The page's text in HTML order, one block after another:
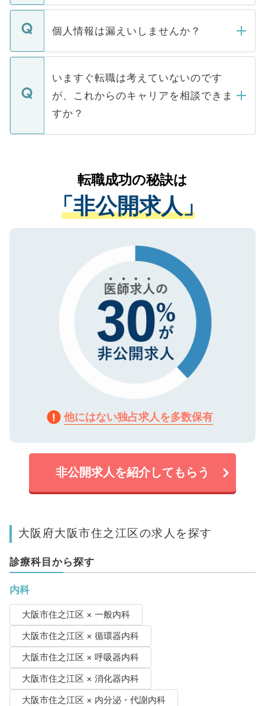
ません。
■応募殺到を避けるため 人気のある医療機
関を公にしてしまうと、応募が殺到する場
に、医療機関が求める条件に合った人材の
みを人材紹介会社に依頼するケースが増え
ています。
転職・入職を強要することは一切ありませ
ん。また、仮に応募先から内定をいただい
定を承諾する必要はありません。内定先へ
の辞退の連絡はキャリアパートナーが行い
個人情報は漏えいしませんか？
個人情報が漏えいすることはありませんの
で、ご安心ください。当サイトからの登録
などで収集したご登録者様の個人情報は、
ご本人のキャリアアップおよび転職活動の
支援を目的に使用いたします。お預かりし
ているすべての個人データはご本人の許可
は、個人情報の取り扱いについての厳密な
管理基準を満たした事業者のみに付与され
る、プライバシーマークを取得済みです。
で、機密保持に関してもご安心ください。
いますぐ転職は考えていないのです
が、これからのキャリアを相談できま
すか？
かがいして、現在の医療機関の状況や紹介
経験をまじえながら、適切なアドバイスを
させていただきます。すぐにご転職をされ
ない方には、長期的なサポートが可能です
ので、まずはご登録ください。
転職成功の秘訣は
「非公開求人」
他にはない独占求人を多数保有
非公開求人を紹介してもらう
大阪府大阪市住之江区の求人を探す
診療科目から探す
内科
大阪市住之江区 × 一般内科
大阪市住之江区 × 循環器内科
大阪市住之江区 × 呼吸器内科
大阪市住之江区 × 消化器内科
大阪市住之江区 × 内分泌・代謝内科